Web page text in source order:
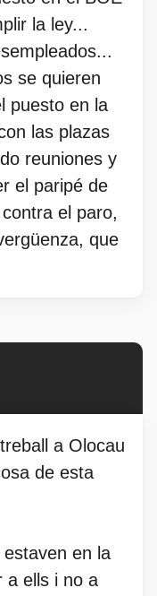
la ley...
se quieren
puesto en la
las plazas
reuniones y
el paripé de
el paro,
que
a Olocau
de esta
en la
a ells i no a